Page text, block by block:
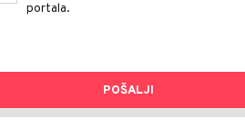
portala.
POŠALJI